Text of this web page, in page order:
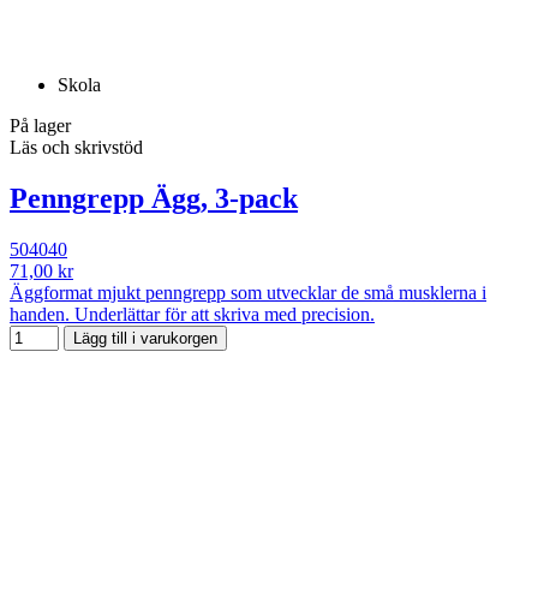
Skola
På lager
Läs och skrivstöd
Penngrepp Ägg, 3-pack
504040
71,00 kr
Äggformat mjukt penngrepp som utvecklar de små musklerna i
handen. Underlättar för att skriva med precision.
Lägg till i varukorgen